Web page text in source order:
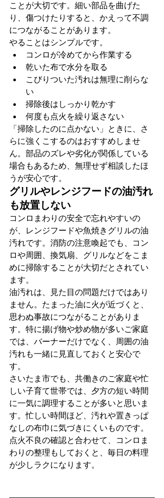
ことが大切です。細い部品を曲げた
り、傷つけたりすると、かえって不調
につながることがあります。
やることはシンプルです。
コンロが冷めてから作業する
乾いた布で水分を取る
こびりついた汚れは無理に削らな
い
掃除後はしっかり乾かす
何度も点火を繰り返さない
「掃除したのに点かない」ときに、さ
らに強くこするのはおすすめしませ
ん。部品のズレや劣化が関係している
場合もあるため、無理せず相談したほ
うが安心です。
グリルやレンジフードの油汚れ
も放置しない
コンロまわりの安全で忘れやすいの
が、レンジフードや魚焼きグリルの油
汚れです。消防の注意喚起でも、コン
ロや周囲、換気扇、グリルなどをこま
めに掃除することが大切だとされてい
ます。
油汚れは、見た目の問題だけではあり
ません。たまった油に火が近づくと、
思わぬ事故につながることがありま
す。特に揚げ物や炒め物が多いご家庭
では、バーナーだけでなく、周囲の油
汚れも一緒に見直しておくと安心で
す。
さいたま市でも、共働きのご家庭や忙
しい子育て世帯では、夕方の短い時間
に一気に調理することが多いと思いま
す。忙しい時間ほど、汚れや置きっぱ
なしの布巾に気づきにくいものです。
点火不良の確認と合わせて、コンロま
わりの整理もしておくと、毎日の料理
が少しラクになります。